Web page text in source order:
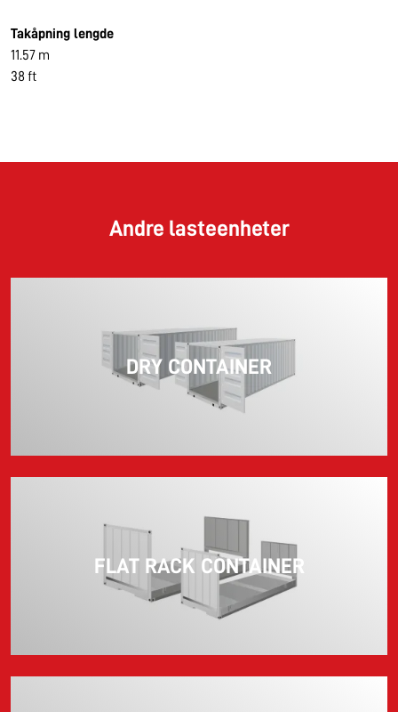
Takåpning lengde
11.57 m
38 ft
Andre lasteenheter
DRY CONTAINER
FLAT RACK CONTAINER